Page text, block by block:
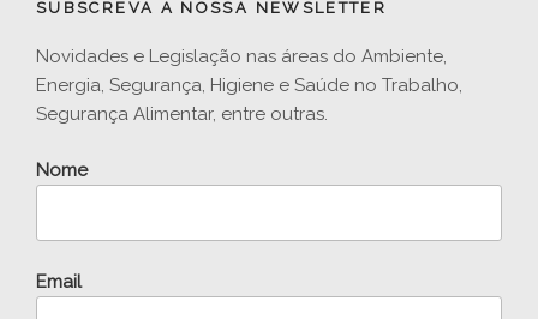
SUBSCREVA A NOSSA NEWSLETTER
Novidades e Legislação nas áreas do Ambiente,
Energia, Segurança, Higiene e Saúde no Trabalho,
Segurança Alimentar, entre outras.
Nome
Email